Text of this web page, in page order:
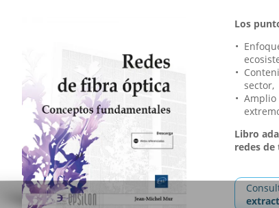
Los
sector,
Amplio
Libro
redes de